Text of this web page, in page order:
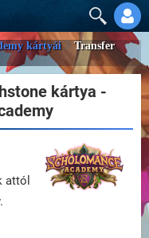
kártyái
Transfer
kártya -
attól